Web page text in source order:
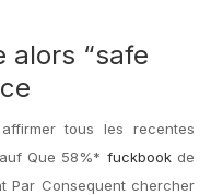
alors “safe
tous les recentes
Que 58%* fuckbookde
Par Consequent chercher